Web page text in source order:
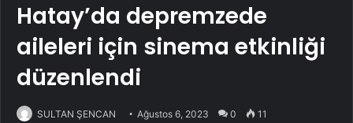
Hatay’da depremzede
aileleri için sinema etkinliği
düzenlendi
SULTAN ŞENCAN Ağustos 6, 2023 0 11